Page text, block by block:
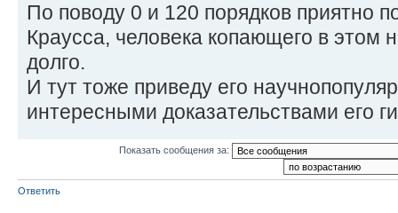
По поводу 0 и 120 порядков приятно
Краусса, человека копающего в этом
долго.
И тут тоже приведу его
интересными доказательствами его
Показать сообщения за:
Ответить